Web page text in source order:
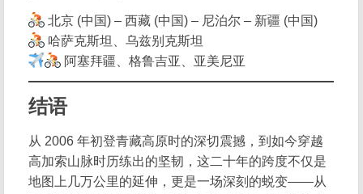
北京 (中国) – 西藏 (中国) – 尼泊尔 – 新疆 (中国)
哈萨克斯坦、乌兹别克斯坦
阿塞拜疆、格鲁吉亚、亚美尼亚
结语
从 2006 年初登青藏高原时的深切震撼，到如今穿越
高加索山脉时历练出的坚韧，这二十年的跨度不仅是
地图上几万公里的延伸，更是一场深刻的蜕变——从